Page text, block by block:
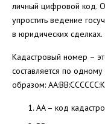
личный цифровой код.
упростить ведение
в юридических сделках.
Кадастровый номер –
составляется по
образом:
AA – код